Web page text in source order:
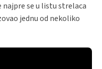
se u listu strelaca
jednu od nekoliko